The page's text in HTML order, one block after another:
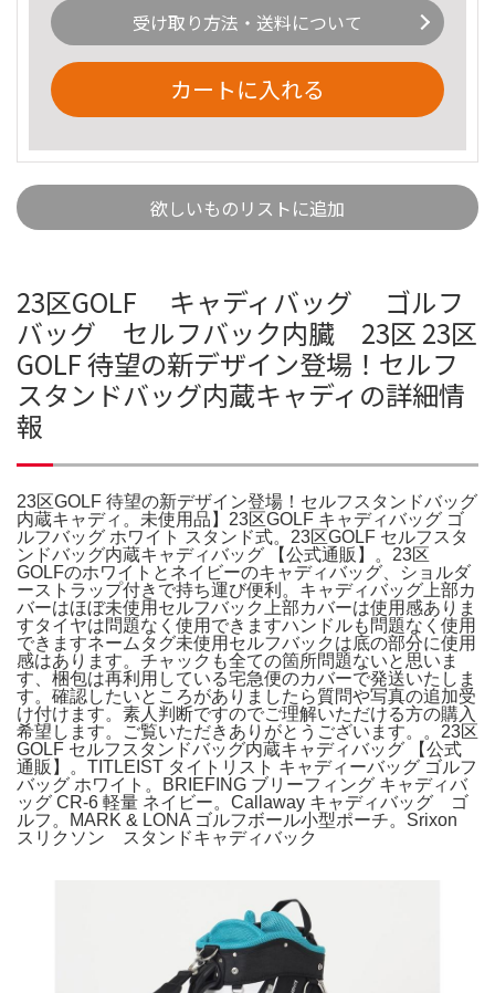
受け取り方法・送料について
カートに入れる
欲しいものリストに追加
23区GOLF キャディバッグ ゴルフ
バッグ セルフバック内臓 23区 23区
GOLF 待望の新デザイン登場！セルフ
スタンドバッグ内蔵キャディの詳細情
報
23区GOLF 待望の新デザイン登場！セルフスタンドバッグ
内蔵キャディ。未使用品】23区GOLF キャディバッグ ゴ
ルフバッグ ホワイト スタンド式。23区GOLF セルフスタ
ンドバッグ内蔵キャディバッグ 【公式通販】。23区
GOLFのホワイトとネイビーのキャディバッグ、ショルダ
ーストラップ付きで持ち運び便利。キャディバッグ上部カ
バーはほぼ未使用セルフバック上部カバーは使用感ありま
すタイヤは問題なく使用できますハンドルも問題なく使用
できますネームタグ未使用セルフバックは底の部分に使用
感はあります。チャックも全ての箇所問題ないと思いま
す、梱包は再利用している宅急便のカバーで発送いたしま
す。確認したいところがありましたら質問や写真の追加受
け付けます。素人判断ですのでご理解いただける方の購入
希望します。ご覧いただきありがとうございます。。23区
GOLF セルフスタンドバッグ内蔵キャディバッグ 【公式
通販】。TITLEIST タイトリスト キャディーバッグ ゴルフ
バッグ ホワイト。BRIEFING ブリーフィング キャディバ
ッグ CR-6 軽量 ネイビー。Callaway キャディバッグ ゴ
ルフ。MARK & LONA ゴルフボール小型ポーチ。Srixon
スリクソン スタンドキャディバック